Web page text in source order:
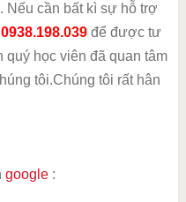
Nếu cần bất kì sự hỗ trợ
để được tư
quý học viên đã quan tâm
tôi.Chúng tôi rất hân
google: